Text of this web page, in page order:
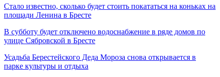
Стало известно, сколько будет стоить покататься на коньках на
площади Ленина в Бресте
В субботу будет отключено водоснабжение в ряде домов по
улице Сябровской в Бресте
Усадьба Берестейского Деда Мороза снова открывается в
парке культуры и отдыха